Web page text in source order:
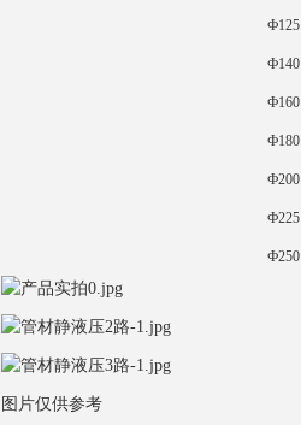
Ф125
Ф140
Ф160
Ф180
Ф200
Ф225
Ф250
图片仅供参考